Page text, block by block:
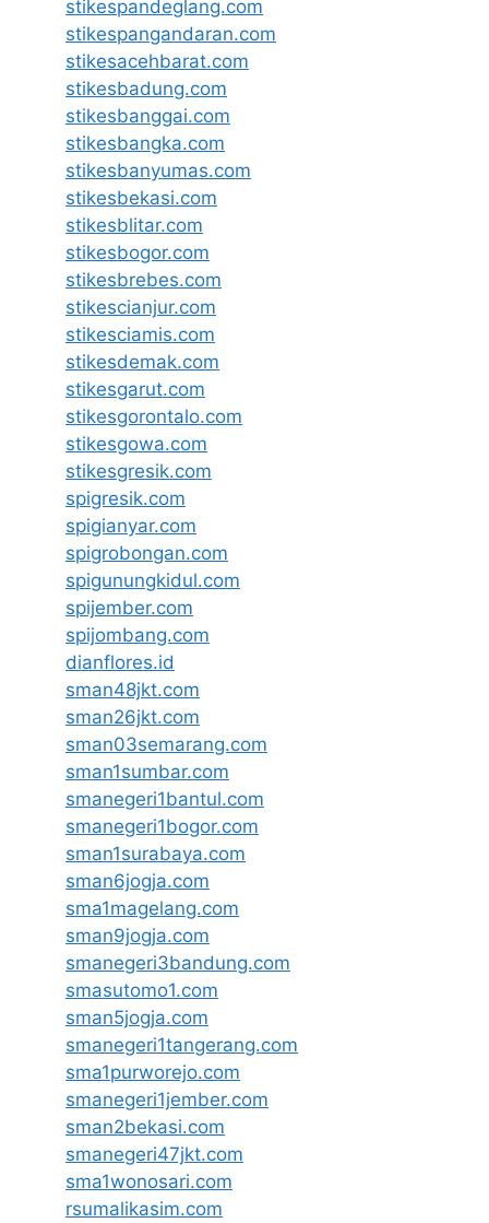
stikespandeglang.com
stikespangandaran.com
stikesacehbarat.com
stikesbadung.com
stikesbanggai.com
stikesbangka.com
stikesbanyumas.com
stikesbekasi.com
stikesblitar.com
stikesbogor.com
stikesbrebes.com
stikescianjur.com
stikesciamis.com
stikesdemak.com
stikesgarut.com
stikesgorontalo.com
stikesgowa.com
stikesgresik.com
spigresik.com
spigianyar.com
spigrobongan.com
spigunungkidul.com
spijember.com
spijombang.com
dianflores.id
sman48jkt.com
sman26jkt.com
sman03semarang.com
sman1sumbar.com
smanegeri1bantul.com
smanegeri1bogor.com
sman1surabaya.com
sman6jogja.com
sma1magelang.com
sman9jogja.com
smanegeri3bandung.com
smasutomo1.com
sman5jogja.com
smanegeri1tangerang.com
sma1purworejo.com
smanegeri1jember.com
sman2bekasi.com
smanegeri47jkt.com
sma1wonosari.com
rsumalikasim.com